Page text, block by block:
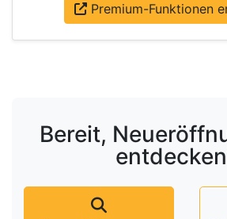
Premium-Funktionen
Bereit,